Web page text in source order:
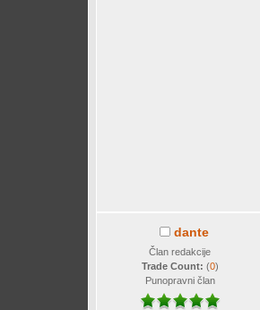
dante
Član redakcije
Trade Count: (0)
Punopravni član